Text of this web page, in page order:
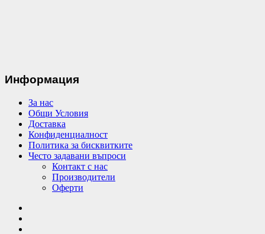
Информация
За нас
Общи Условия
Доставка
Конфиденциалност
Политика за бисквитките
Често задавани въпроси
Контакт с нас
Производители
Оферти